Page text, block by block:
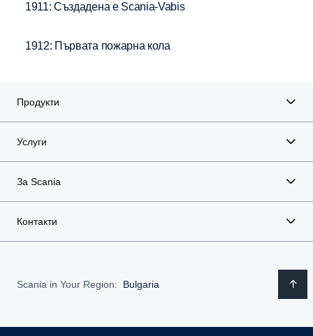
1911: Създадена е Scania-Vabis
1912: Първата пожарна кола
Продукти
Услуги
За Scania
Контакти
Scania in Your Region: Bulgaria